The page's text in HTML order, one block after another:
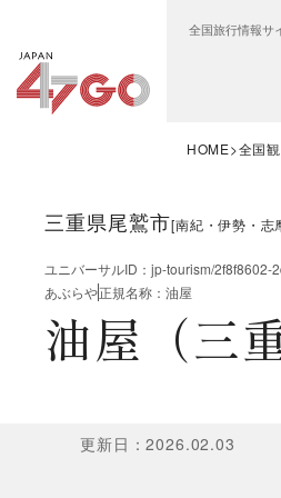
全国旅行情報サ
HOME 全国
三重県尾鷲市[南紀・伊勢・志
ユニバーサルID ： jp-tourism/2f8f8602-
あぶらや正規名称 ： 油屋
油屋（三
更新日 ：2026.02.03